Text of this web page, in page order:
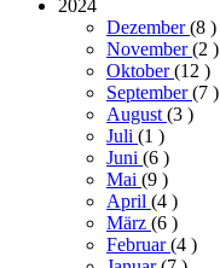
2024
Dezember(8 )
November(2 )
Oktober(12 )
September(7 )
August(3 )
Juli (1 )
Juni (6 )
Mai (9 )
April (4 )
März (6 )
Februar(4 )